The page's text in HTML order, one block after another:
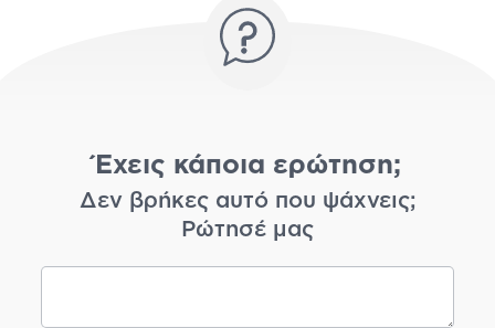
Έχεις κάποια ερώτηση;
Δεν βρήκες αυτό που ψάχνεις;
Ρώτησέ μας